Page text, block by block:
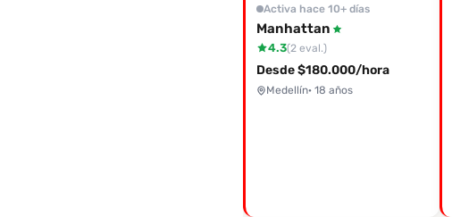
Activa hace 10+ días
Manhattan
4.3(2 eval.)
Desde $180.000/hora
Medellín· 18 años